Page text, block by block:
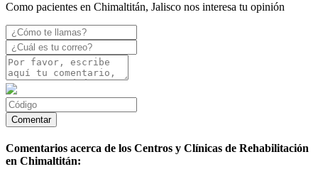
Como pacientes en Chimaltitán, Jalisco nos interesa tu opinión
Comentarios acerca de los Centros y Clínicas de Rehabilitación
en Chimaltitán: